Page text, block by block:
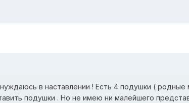
в наставлении ! Есть 4 подушки (
подушки . Но не имею ни малейшего